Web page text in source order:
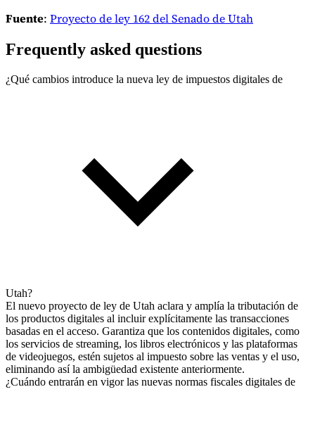
Fuente: Proyecto de ley 162 del Senado de Utah
Frequently asked questions
¿Qué cambios introduce la nueva ley de impuestos digitales de
Utah?
El nuevo proyecto de ley de Utah aclara y amplía la tributación de
los productos digitales al incluir explícitamente las transacciones
basadas en el acceso. Garantiza que los contenidos digitales, como
los servicios de streaming, los libros electrónicos y las plataformas
de videojuegos, estén sujetos al impuesto sobre las ventas y el uso,
eliminando así la ambigüedad existente anteriormente.
¿Cuándo entrarán en vigor las nuevas normas fiscales digitales de